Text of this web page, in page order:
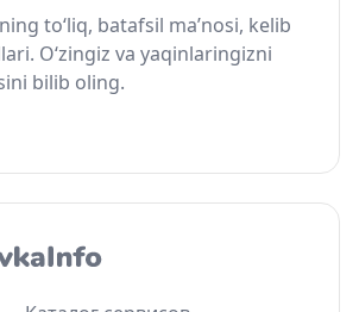
to‘liq, batafsil ma’nosi, kelib
O‘zingiz va yaqinlaringizni
bilib oling.